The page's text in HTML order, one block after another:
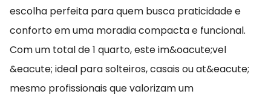
escolha perfeita para quem busca praticidade e
conforto em uma moradia compacta e funcional.
Com um total de 1 quarto, este im&oacute;vel
&eacute; ideal para solteiros, casais ou at&eacute;
mesmo profissionais que valorizam um